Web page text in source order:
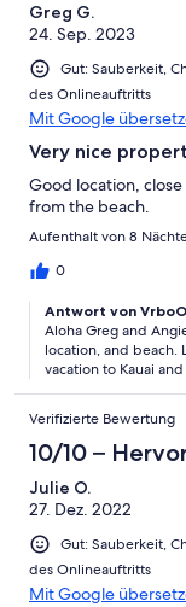
Greg G.
24. Sep. 2023
Gut: Sauberkeit,
des Onlineauftritts
Mit Google
Very nice
Good location,
from the beach.
Aufenthalt von 8
0
Antwort von
Aloha Greg and
location, and beach.
vacation to Kauai
Verifizierte Bewertung
10/10 –
Julie O.
27. Dez. 2022
Gut: Sauberkeit,
des Onlineauftritts
Mit Google